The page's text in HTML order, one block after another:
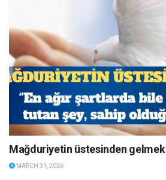
Mağduriyetin üstesinden gelmek
MARCH 31, 2026